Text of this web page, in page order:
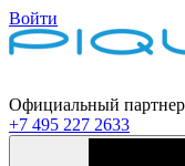
Войти
Официальный партнер
+7 495 227 2633